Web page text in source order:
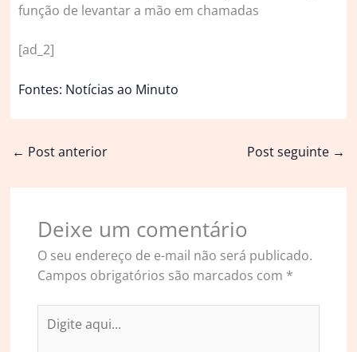
função de levantar a mão em chamadas
[ad_2]
Fontes: Notícias ao Minuto
← Post anterior Post seguinte →
Deixe um comentário
O seu endereço de e-mail não será publicado.
Campos obrigatórios são marcados com *
aqui...